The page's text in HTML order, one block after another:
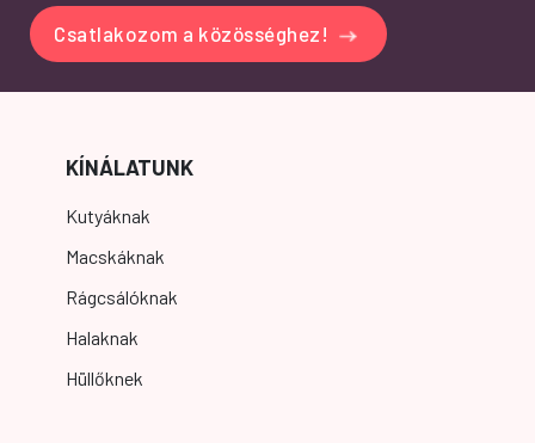
Csatlakozom a közösséghez!
KÍNÁLATUNK
Kutyáknak
Macskáknak
Rágcsálóknak
Halaknak
Hüllőknek